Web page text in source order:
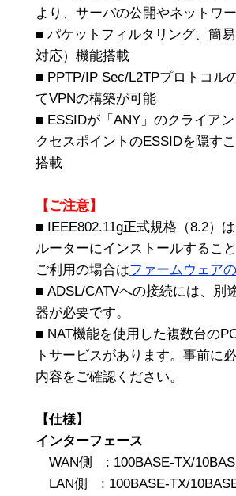
より、サーバの公開やネットワ
■ パケットフィルタリング、簡
対応）機能搭載
■ PPTP/IP Sec/L2TPプロトコル
てVPNの構築が可能
■ ESSIDが「ANY」のクライア
クセスポイントのESSIDを隠す
搭載
【ご注意】
■ IEEE802.11g正式規格（8.2）
ルーターにインストールするこ
ご利用の場合はファームウェア
■ ADSL/CATVへの接続には、別
器が必要です。
■ NAT機能を使用した複数台の
トサービスがあります。事前に
内容をご確認ください。
【仕様】
インターフェース
WAN側 : 100BASE-TX/
LAN側 : 100BASE-TX/